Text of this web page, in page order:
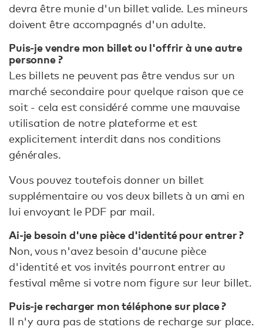
devra être munie d'un billet valide. Les mineurs
doivent être accompagnés d'un adulte.
Puis-je vendre mon billet ou l'offrir à une autre
personne ?
Les billets ne peuvent pas être vendus sur un
marché secondaire pour quelque raison que ce
soit - cela est considéré comme une mauvaise
utilisation de notre plateforme et est
explicitement interdit dans nos conditions
générales.
Vous pouvez toutefois donner un billet
supplémentaire ou vos deux billets à un ami en
lui envoyant le PDF par mail.
Ai-je besoin d'une pièce d'identité pour entrer ?
Non, vous n'avez besoin d'aucune pièce
d'identité et vos invités pourront entrer au
festival même si votre nom figure sur leur billet.
Puis-je recharger mon téléphone sur place ?
Il n'y aura pas de stations de recharge sur place.